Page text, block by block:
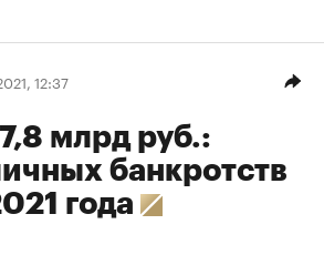
12:37
млрд руб.:
банкротств
года